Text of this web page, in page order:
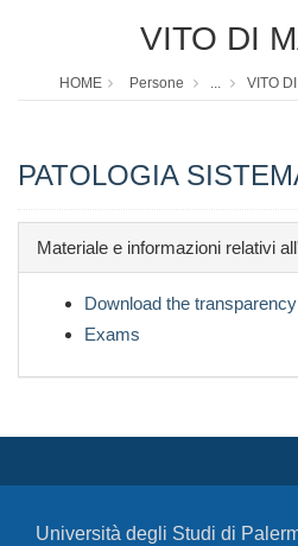
VITO DI
HOME Persone ... VITO
PATOLOGIA
Materiale e informazioni relativi
Download the
Exams
Università degli Studi di